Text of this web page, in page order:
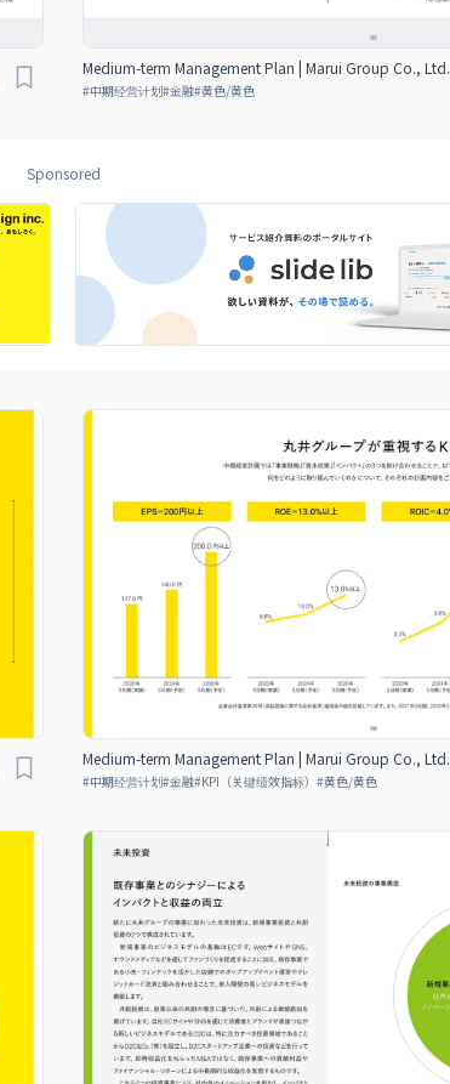
Medium-term Management Plan | Marui Group Co., Ltd.
#中期经营计划#金融#黄色/黄色
Sponsored
Medium-term Management Plan | Marui Group Co., Ltd.
#中期经营计划#金融#KPI（关键绩效指标） #黄色/黄色